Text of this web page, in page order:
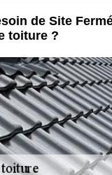
de Site
toiture ?